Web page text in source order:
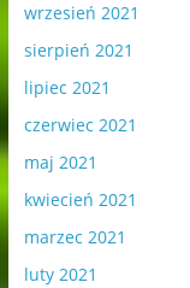
wrzesień 2021
sierpień 2021
lipiec 2021
czerwiec 2021
maj 2021
kwiecień 2021
marzec 2021
luty 2021